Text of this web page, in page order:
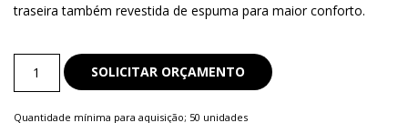
traseira também revestida de espuma para maior conforto.
SOLICITAR ORÇAMENTO
Quantidade mínima para aquisição; 50 unidades